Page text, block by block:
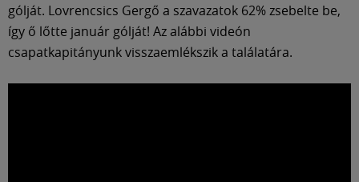
gólját. Lovrencsics Gergő a szavazatok 62% zsebelte be,
így ő lőtte január gólját! Az alábbi videón
csapatkapitányunk visszaemlékszik a találatára.
Shop
Közösség